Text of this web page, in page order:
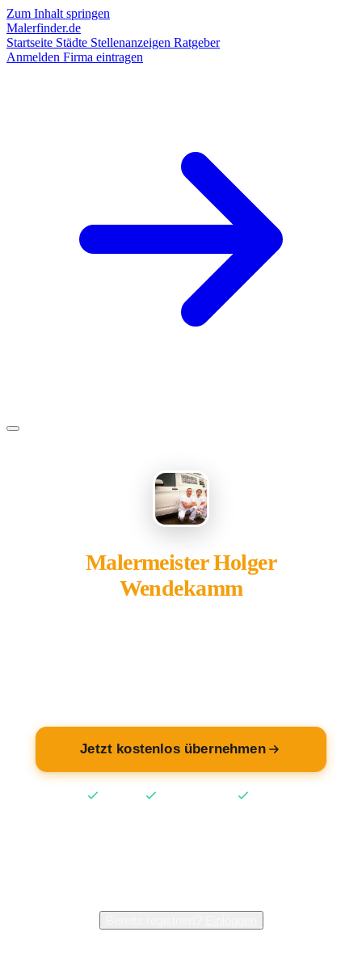
Zum Inhalt springen
Malerfinder.de
Startseite Städte Stellenanzeigen Ratgeber
Anmelden Firma eintragen
Malermeister Holger
Wendekamm
Jetzt kostenlos übernehmen